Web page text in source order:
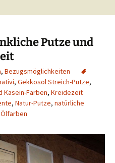
Putze und
, Bezugsmöglichkeiten
, Gekkosol Streich-Putze,
Kasein-Farben, Kreidezeit
, Natur-Putze, natürliche
Ölfarben